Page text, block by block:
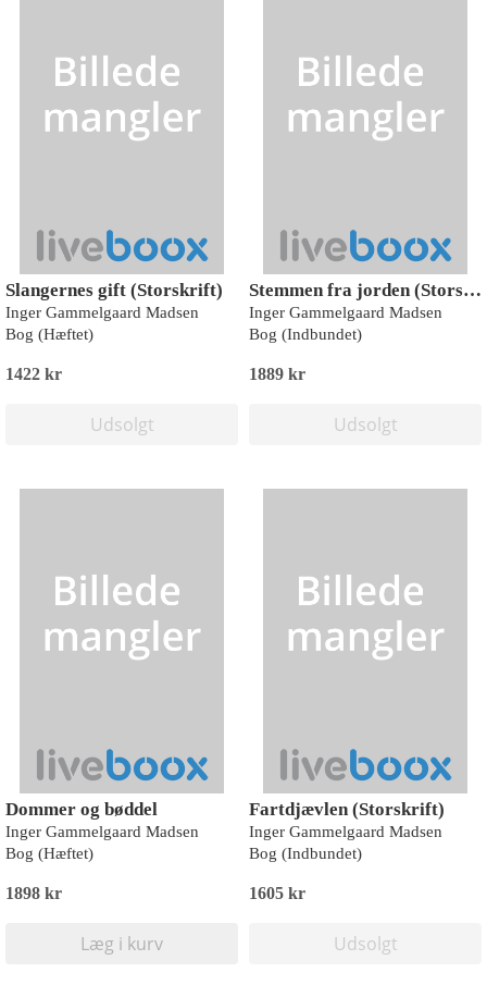
Slangernes gift (Storskrift)
Inger Gammelgaard Madsen
Bog (Hæftet)
1422 kr
Udsolgt
Stemmen fra jorden (Storskrift)
Inger Gammelgaard Madsen
Bog (Indbundet)
1889 kr
Udsolgt
Dommer og bøddel
Inger Gammelgaard Madsen
Bog (Hæftet)
1898 kr
Læg i kurv
Fartdjævlen (Storskrift)
Inger Gammelgaard Madsen
Bog (Indbundet)
1605 kr
Udsolgt